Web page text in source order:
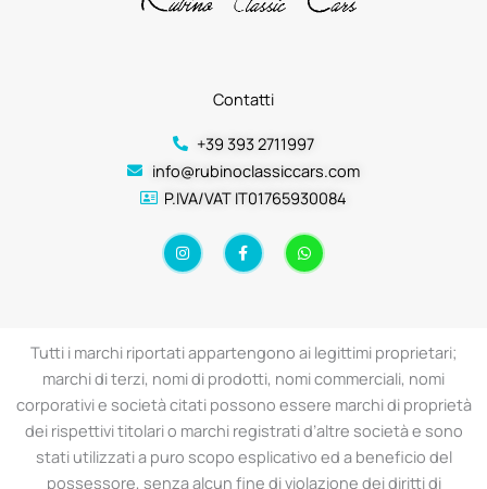
Contatti
+39 393 2711997
info@rubinoclassiccars.com
P.IVA/VAT IT01765930084
I
n
s
a
m
F
a
c
-
f
W
h
a
p
Tutti i marchi riportati appartengono ai legittimi proprietari;
marchi di terzi, nomi di prodotti, nomi commerciali, nomi
corporativi e società citati possono essere marchi di proprietà
dei rispettivi titolari o marchi registrati d’altre società e sono
stati utilizzati a puro scopo esplicativo ed a beneficio del
possessore, senza alcun fine di violazione dei diritti di